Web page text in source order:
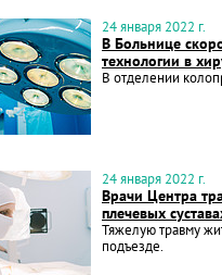
24 января 2022 г.
В Больнице
технологии в
В отделении
24 января 2022 г.
Врачи Центра
плечевых
Тяжелую травму
подъезде.